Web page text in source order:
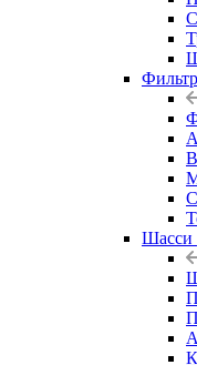
Шасси